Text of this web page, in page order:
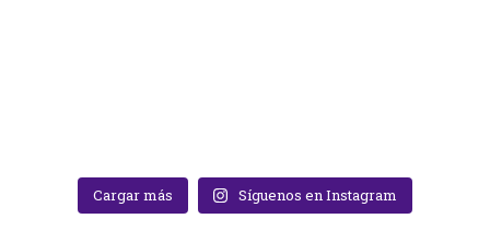
Cargar más Síguenos en Instagram